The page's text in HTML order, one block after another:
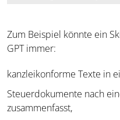
Zum Beispiel könnte ein
GPT immer:
kanzleikonforme Texte in
Steuerdokumente nach
zusammenfasst,